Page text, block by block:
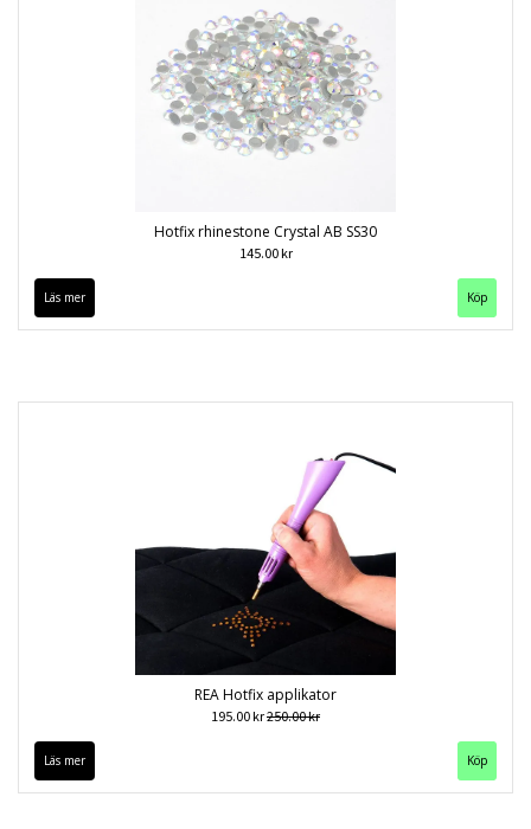
Hotfix rhinestone Crystal AB SS30
145.00 kr
Läs mer Köp
REA Hotfix applikator
195.00 kr250.00 kr
Läs mer